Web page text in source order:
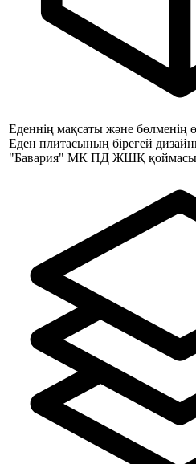
Еденнің мақсаты және бөлменің
Еден плитасының бірегей
"Бавария" МК ПД ЖШҚ қоймасы